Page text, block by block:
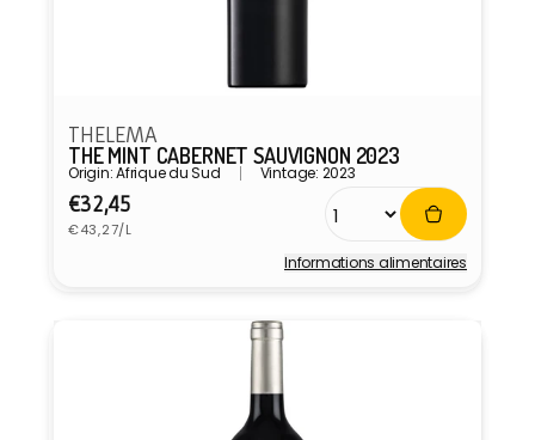
THELEMA
THE MINT CABERNET SAUVIGNON 2023
Origin: Afrique du Sud Vintage: 2023
Prix
habituel
€32,45
Prix
unitaire
€43,27/L
Informations alimentaires